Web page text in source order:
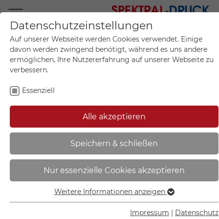
Mo.-Fr. 09:00-17:00
+49 (0)711 55 75 25
Mein Konto
Mein Warenkorb
Sie sind hier: Start
CoverLine Zierkopfschrauben aus
Edelstahl | 4-teilige
Schraubenabdeckung mit flachem
Kopf - 90.2662
Datenschutzeinstellungen
Auf unserer Webseite werden Cookies verwendet. Einige
davon werden zwingend benötigt, während es uns andere
ermöglichen, Ihre Nutzererfahrung auf unserer Webseite zu
verbessern.
Essenziell
Alle akzeptieren
Speichern & schließen
Nur essenzielle Cookies akzeptieren
Essenziell
Essenzielle Cookies werden für grundlegende Funktionen
Weitere Informationen anzeigen
Impressum Datenschutz